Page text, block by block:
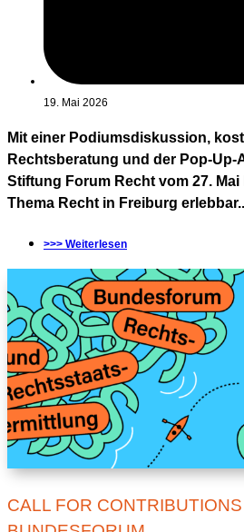
19. Mai 2026
Mit einer Podiumsdiskussion,
Rechtsberatung und der Pop-
Stiftung Forum Recht vom 27.
Thema Recht in Freiburg
>>> Weiterlesen
CALL FOR